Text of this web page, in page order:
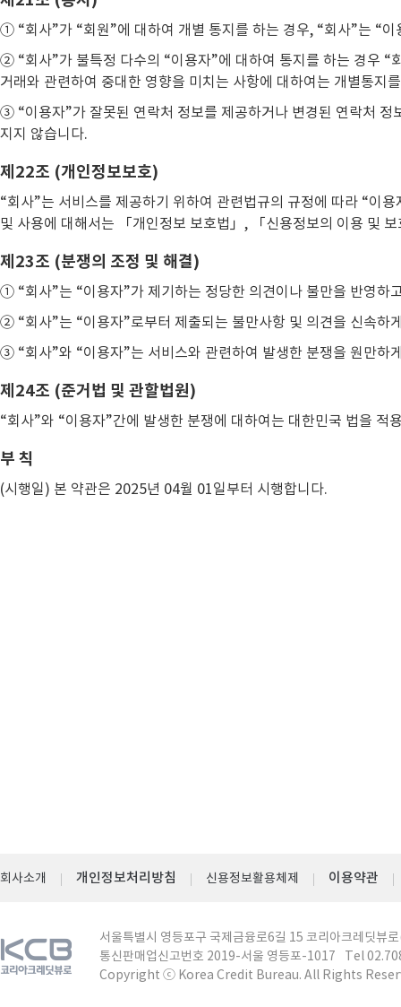
① “회사”가 “회원”에 대하여 개별 통지를 하는 경우, “회사”는 “
② “회사”가 불특정 다수의 “이용자”에 대하여 통지를 하는 경우 “
거래와 관련하여 중대한 영향을 미치는 사항에 대하여는 개별통지
③ “이용자”가 잘못된 연락처 정보를 제공하거나 변경된 연락처 정
지지 않습니다.
제22조 (개인정보보호)
“회사”는 서비스를 제공하기 위하여 관련법규의 규정에 따라 “이
및 사용에 대해서는 「개인정보 보호법」, 「신용정보의 이용 및
제23조 (분쟁의 조정 및 해결)
① “회사”는 “이용자”가 제기하는 정당한 의견이나 불만을 반영하
② “회사”는 “이용자”로부터 제출되는 불만사항 및 의견을 신속하
③ “회사”와 “이용자”는 서비스와 관련하여 발생한 분쟁을 원만하
제24조 (준거법 및 관할법원)
“회사”와 “이용자”간에 발생한 분쟁에 대하여는 대한민국 법을
부 칙
(시행일) 본 약관은 2025년 04월 01일부터 시행합니다.
회사소개 개인정보처리방침 신용정보활용체제 이용약관
서울특별시 영등포구 국제금융로6길 15 코리아크레딧
통신판매업신고번호 2019-서울 영등포-1017
Tel
Copyright ⓒ Korea Credit Bureau. All Rights